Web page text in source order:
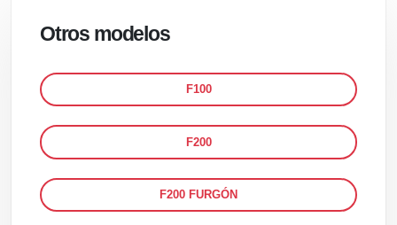
Otros modelos
F100
F200
F200 FURGÓN